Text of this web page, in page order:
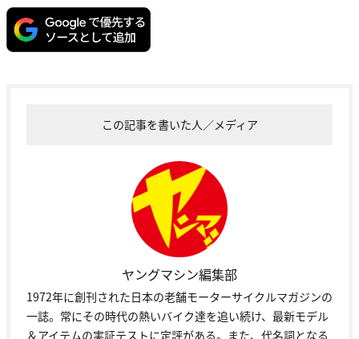
この記事を書いた人／メディア
ヤングマシン編集部
1972年に創刊された日本の老舗モーターサイクルマガジンの
一誌。常にその時代の熱いバイク達を追い続け、最新モデル
＆アイテムの実証テストに定評がある。また、代名詞となる